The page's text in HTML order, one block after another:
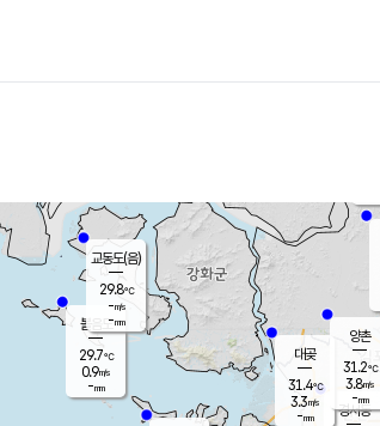
볼음도
29.7℃
0.9m/s
-mm
경서동
대곶
31.4℃
3.3m/s
-mm
양촌
31.2℃
3.8m/s
-mm
교동도(음)
29.8℃
-m/s
-mm